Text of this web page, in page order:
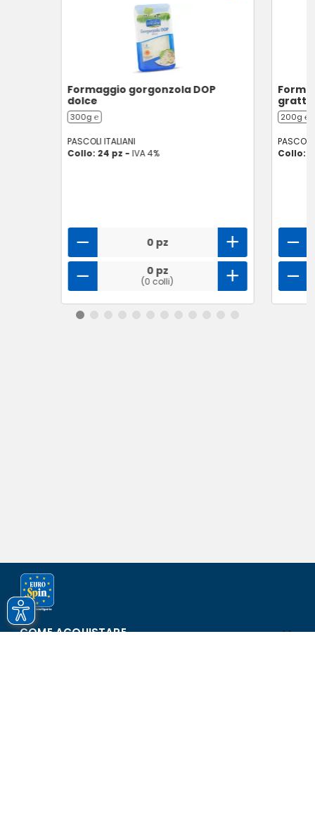
Formaggio gorgonzola DOP
dolce
300g ℮
PASCOLI ITALIANI
Collo: 24 pz - IVA 4%
0 pz
0 pz
(0 colli)
200g ℮
PASCOLI
Collo:
COME ACQUISTARE